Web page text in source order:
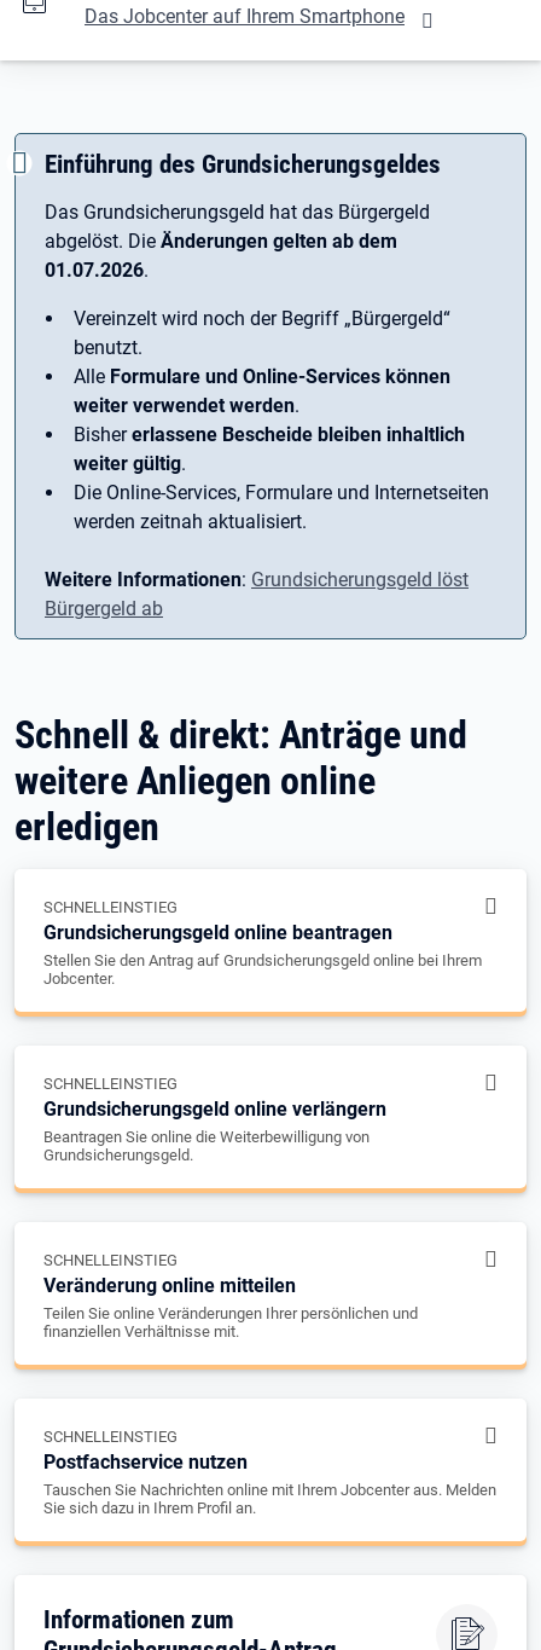
Das Jobcenter auf Ihrem Smartphone
Einführung des Grundsicherungsgeldes
Das Grundsicherungsgeld hat das Bürgergeld
abgelöst. Die Änderungen gelten ab dem
01.07.2026.
Vereinzelt wird noch der Begriff ­„Bürgergeld“
benutzt.
Alle Formulare und Online-Services können
weiter verwendet werden.
Bishererlassene Bescheide bleiben inhaltlich
weiter gültig.
Die Online-Services, Formulare und Internetseiten
werden zeitnah aktualisiert.
Weitere Informationen: Grundsicherungsgeld löst
Bürgergeld ab
Schnell & direkt: Anträge und
weitere Anliegen online
erledigen
SCHNELLEINSTIEG
Grundsicherungsgeld online beantragen
Stellen Sie den Antrag auf Grundsicherungsgeld online bei Ihrem
Jobcenter.
SCHNELLEINSTIEG
Grundsicherungsgeld online verlängern
Beantragen Sie online die Weiterbewilligung von
Grundsicherungsgeld.
SCHNELLEINSTIEG
Veränderung online mitteilen
Teilen Sie online Veränderungen Ihrer persönlichen und
finanziellen Verhältnisse mit.
SCHNELLEINSTIEG
Postfachservice nutzen
Tauschen Sie Nachrichten online mit Ihrem Jobcenter aus. Melden
Sie sich dazu in Ihrem Profil an.
Informationen zum